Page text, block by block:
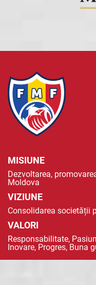
MISIUNE
Dezvoltarea,
Moldova
VIZIUNE
Consolidarea societății
VALORI
Responsabilitate,
Inovare, Progres, Buna